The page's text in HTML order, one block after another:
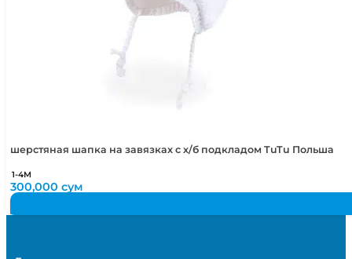
шерстяная шапка на завязках с х/б подкладом TuTu Польша
1-4М
300,000сум